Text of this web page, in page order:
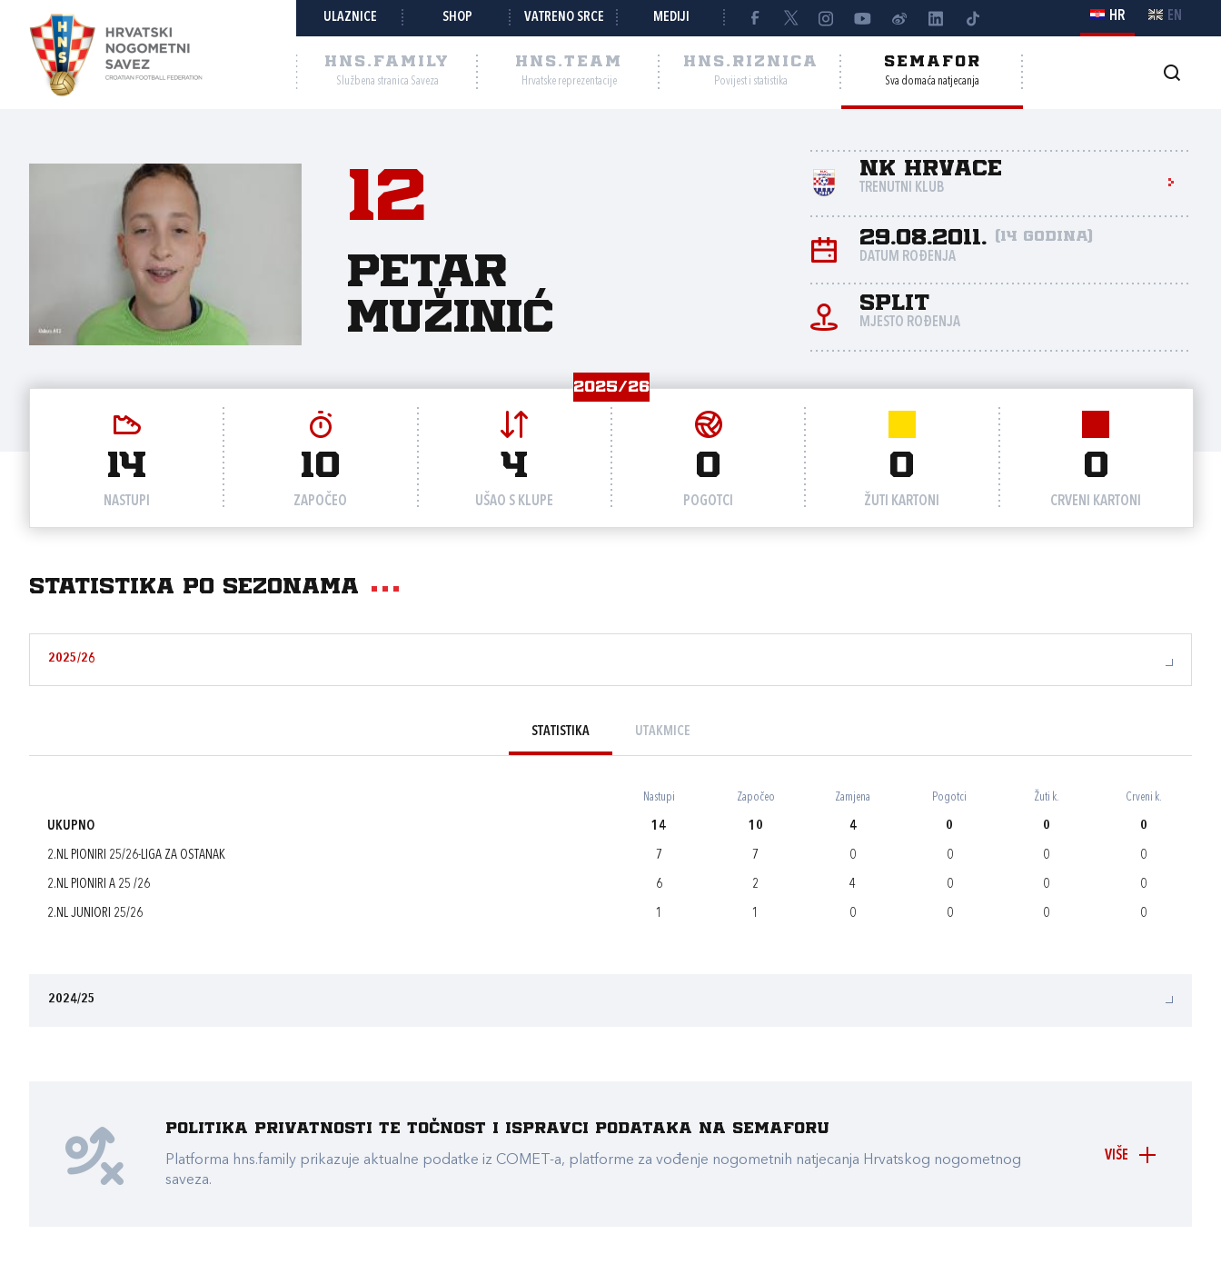
ULAZNICE SHOP VATRENO SRCE MEDIJI HR EN
HNS.FAMILY
Službena stranica Saveza
HNS.TEAM
Hrvatske reprezentacije
HNS.RIZNICA
Povijest i statistika
SEMAFOR
Sva domaća natjecanja
12
Petar
Mužinić
NK Hrvace
TRENUTNI KLUB
29.08.2011. (14 godina)
DATUM ROĐENJA
SPLIT
MJESTO ROĐENJA
2025/26
14
NASTUPI
10
ZAPOČEO
4
UŠAO S KLUPE
0
POGOTCI
0
ŽUTI KARTONI
0
CRVENI KARTONI
Statistika po sezonama
2025/26
STATISTIKA UTAKMICE
Nastupi Započeo Zamjena Pogotci Žuti k. Crveni k.
UKUPNO 14 10 4 0 0 0
2.NL PIONIRI 25/26-LIGA ZA OSTANAK 7 7 0 0 0 0
2.NL PIONIRI A 25 /26 6 2 4 0 0 0
2.NL JUNIORI 25/26 1 1 0 0 0 0
2024/25
VIŠE
Politika privatnosti te točnost i ispravci podataka na Semaforu
Platforma hns.family prikazuje aktualne podatke iz COMET-a, platforme za vođenje nogometnih natjecanja Hrvatskog nogometnog
saveza.